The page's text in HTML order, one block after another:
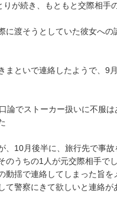
が続き、もともと交際相手
に渡そうとしていた彼女へ
まといで連絡したようで、9
論でストーカー扱いに不服
、10月後半に、旅行先で事
のうちの1人が元交際相手で
動揺で連絡してしまった旨
て警察にきて欲しいと連絡が